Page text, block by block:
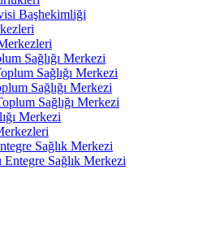
Başhekimliği
Sağlığı Merkezi
Sağlığı Merkezi
Sağlığı Merkezi
Sağlığı Merkezi
Merkezi
Sağlık Merkezi
Entegre Sağlık Merkezi